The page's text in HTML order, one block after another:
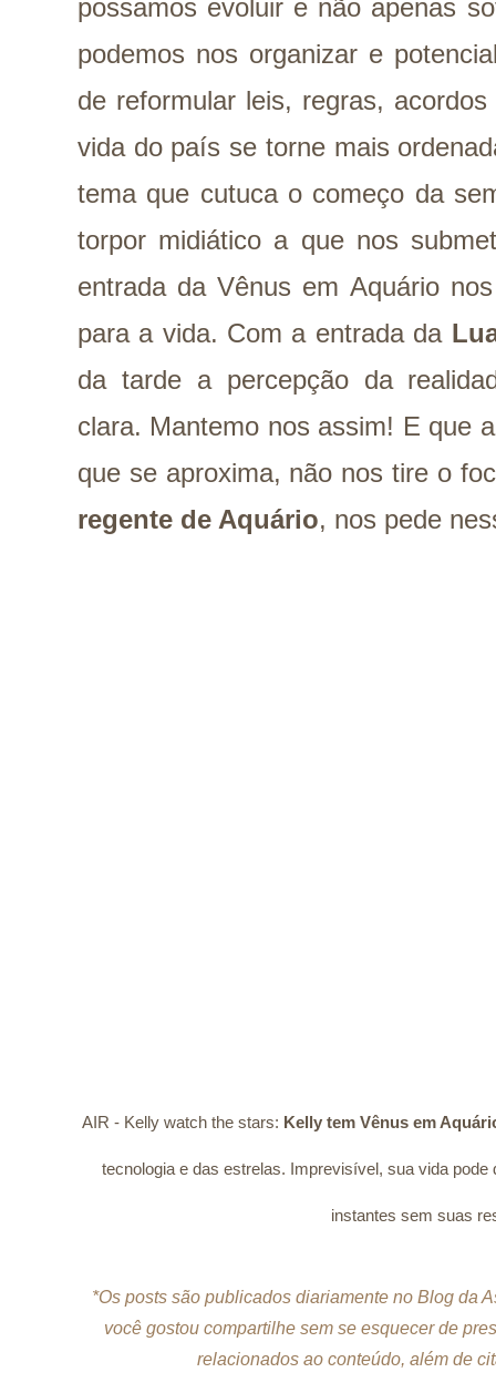
possamos evoluir e não apenas
podemos nos organizar e
de reformular leis, regras,
vida do país se torne mais
tema que cutuca o começo da
torpor midiático a que nos
entrada da Vênus em Aquário
para a vida. Com a entrada da
da tarde a percepção da
clara. Mantemo nos assim! E que
que se aproxima, não nos tire o
regente de Aquário, nos pede
AIR - Kelly watch the stars: Kelly tem Vênus em
tecnologia e das estrelas. Imprevisível, sua vida
instantes sem suas
*Os posts são publicados diariamente no Blog da
você gostou compartilhe sem se esquecer de
relacionados ao conteúdo, além de